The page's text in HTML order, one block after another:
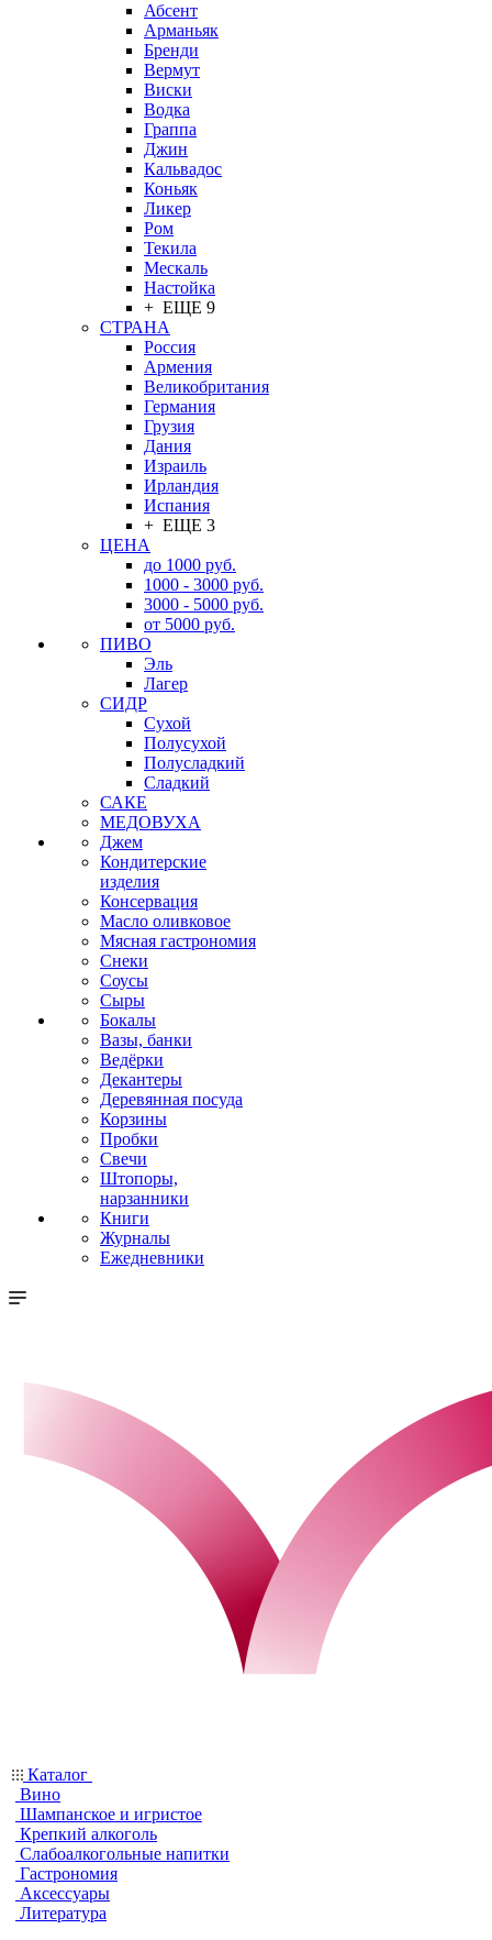
Абсент
Арманьяк
Бренди
Вермут
Виски
Водка
Граппа
Джин
Кальвадос
Коньяк
Ликер
Ром
Текила
Мескаль
Настойка
+ ЕЩЕ 9
СТРАНА
Россия
Армения
Великобритания
Германия
Грузия
Дания
Израиль
Ирландия
Испания
+ ЕЩЕ 3
ЦЕНА
до 1000 руб.
1000 - 3000 руб.
3000 - 5000 руб.
от 5000 руб.
ПИВО
Эль
Лагер
СИДР
Сухой
Полусухой
Полусладкий
Сладкий
САКЕ
МЕДОВУХА
Джем
Кондитерские
изделия
Консервация
Масло оливковое
Мясная гастрономия
Снеки
Соусы
Сыры
Бокалы
Вазы, банки
Ведёрки
Декантеры
Деревянная посуда
Корзины
Пробки
Свечи
Штопоры,
нарзанники
Книги
Журналы
Ежедневники
Каталог
Вино
Шампанское и игристое
Крепкий алкоголь
Слабоалкогольные напитки
Гастрономия
Аксессуары
Литература